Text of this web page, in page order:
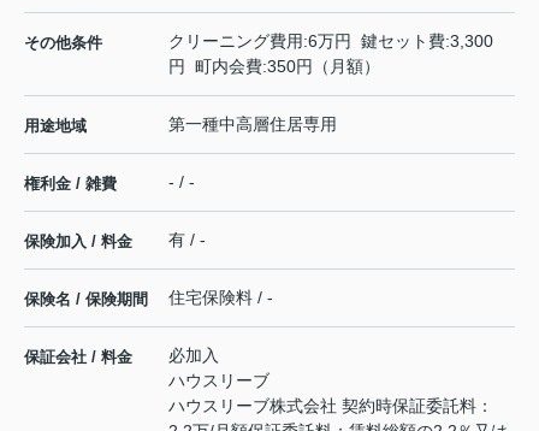
その他条件
クリーニング費用:6万円 鍵セット費:3,300
円 町内会費:350円（月額）
用途地域 第一種中高層住居専用
権利金 / 雑費 - / -
保険加入 / 料金 有 / -
保険名 / 保険期間 住宅保険料 / -
保証会社 / 料金
必加入
ハウスリーブ
ハウスリーブ株式会社 契約時保証委託料：